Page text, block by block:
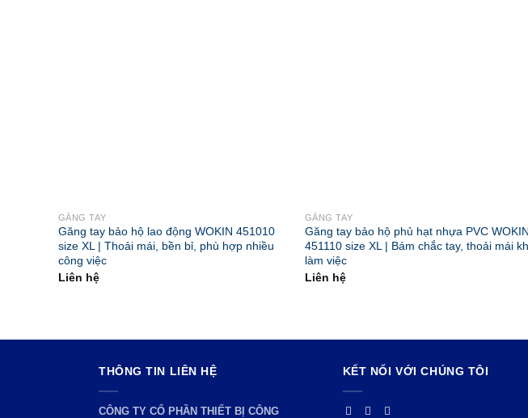
GĂNG TAY
Găng tay bảo hộ lao động WOKIN 451010
size XL | Thoải mái, bền bỉ, phù hợp nhiều
công việc
Liên hệ
GĂNG TAY
Găng tay bảo hộ phủ hạt nhựa PVC WOKIN
451110 size XL | Bám chắc tay, thoải mái
làm việc
Liên hệ
THÔNG TIN LIÊN HỆ
CÔNG TY CỔ PHẦN THIẾT BỊ CÔNG
KẾT NỐI VỚI CHÚNG TÔI